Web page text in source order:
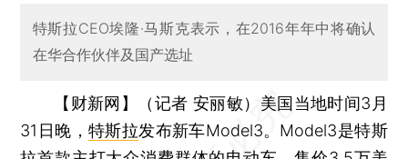
特斯拉CEO埃隆·马斯克表示，在2016年年中将确认
在华合作伙伴及国产选址
【财新网】（记者 安丽敏） 美国当地时间3月
31日晚， 特斯拉发布新车Model3。Model3是特斯